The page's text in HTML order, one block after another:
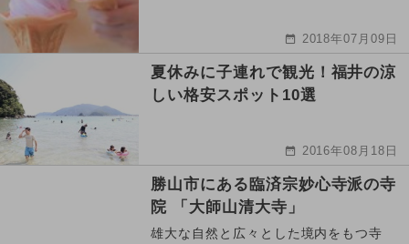
2018年07月09日
夏休みに子連れで観光！福井の涼
しい格安スポット10選
2016年08月18日
勝山市にある臨済宗妙心寺派の寺
院 「大師山清大寺」
雄大な自然と広々とした境内をもつ寺